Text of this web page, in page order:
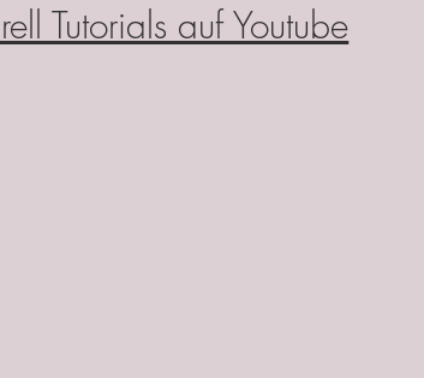
Tutorials auf Youtube